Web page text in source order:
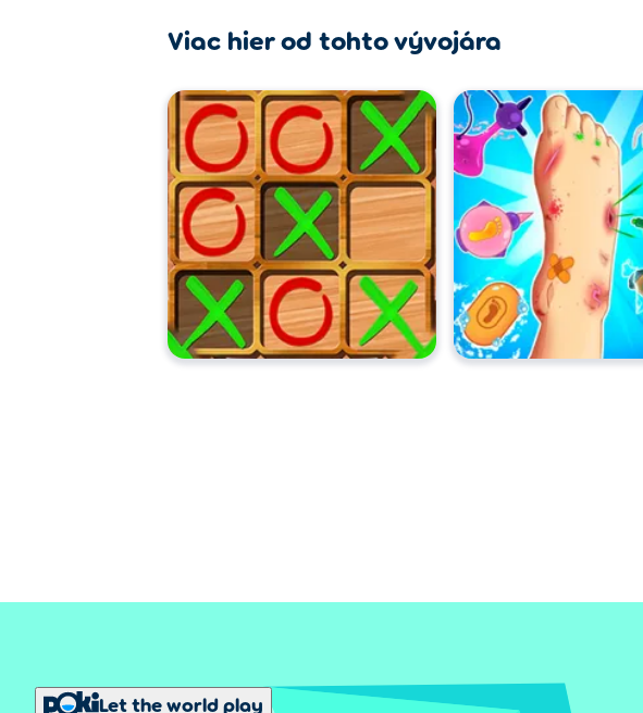
Viac hier od tohto vývojára
Let the world play